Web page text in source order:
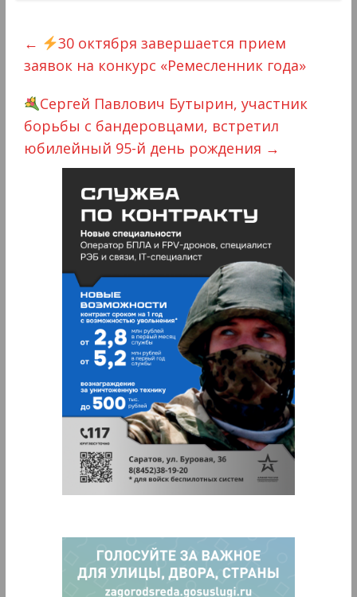
←
30 октября завершается прием
заявок на конкурс «Ремесленник года»
Сергей Павлович Бутырин, участник
борьбы с бандеровцами, встретил
юбилейный 95-й день рождения →